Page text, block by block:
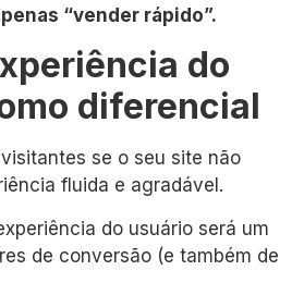
“vender rápido”.
do
diferencial
se o seu site não
fluida e agradável.
do usuário será um
de conversão (e também de